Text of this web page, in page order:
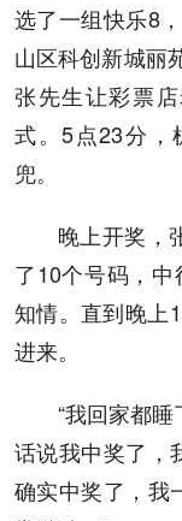
选了一组快乐8
山区科创新城丽
张先生让彩票
式。5点23分，
兜。
晚上开奖，
了10个号码，
知情。直到晚上
进来。
“我回家都
话说我中奖了，
确实中奖了，我